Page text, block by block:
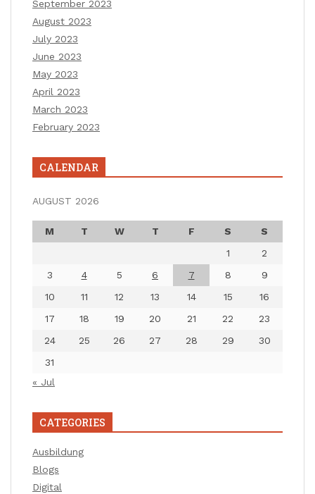
September 2023
August 2023
July 2023
June 2023
May 2023
April 2023
March 2023
February 2023
CALENDAR
AUGUST 2026
M T W T F S
S
1
2
3
4 5 6 7 8
9
10
11 12 13 14 15
16
17
18 19 20 21 22
23
24
25 26 27 28 29
30
31
« Jul
CATEGORIES
Ausbildung
Blogs
Digital